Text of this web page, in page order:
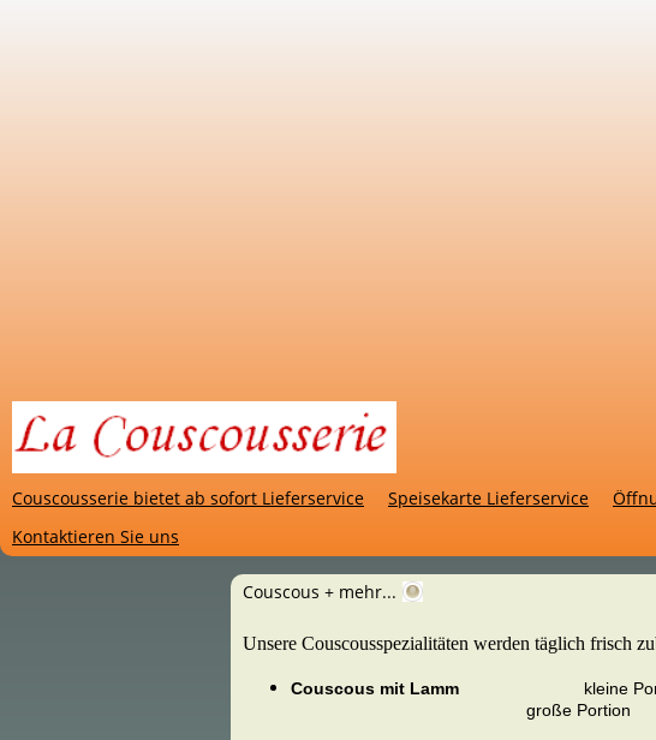
Couscousserie bietet ab sofort Lieferservice Speisekarte Lieferservice
Kontaktieren Sie uns
Couscous + mehr...
Unsere Couscousspezialitäten werden täglich frisch
Couscous mit Lamm kleine
große Portion